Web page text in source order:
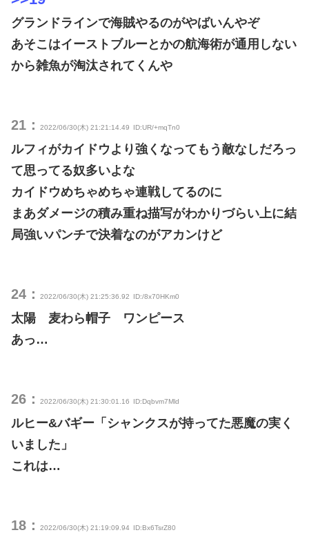
グランドラインで海賊やるのがやばいんやぞ
あそこはイーストブルーとかの航海術が通用しない
から雑魚が淘汰されてくんや
21： 2022/06/30(木) 21:21:14.49 ID:UR/+mqTn0
ルフィがカイドウより強くなってもう敵なしだろっ
て思ってる奴多いよな
カイドウめちゃめちゃ連戦してるのに
まあダメージの積み重ね描写がわかりづらい上に結
局強いパンチで決着なのがアカンけど
24： 2022/06/30(木) 21:25:36.92 ID:/8x70HKm0
太陽 麦わら帽子 ワンピース
あっ…
26： 2022/06/30(木) 21:30:01.16 ID:Dqbvm7Mld
ルヒー&バギー「シャンクスが持ってた悪魔の実く
いました」
これは…
18： 2022/06/30(木) 21:19:09.94 ID:Bx6TsrZ80